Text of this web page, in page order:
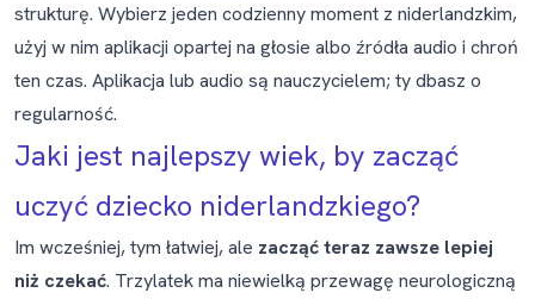
strukturę. Wybierz jeden codzienny moment z niderlandzkim,
użyj w nim aplikacji opartej na głosie albo źródła audio i chroń
ten czas. Aplikacja lub audio są nauczycielem; ty dbasz o
regularność.
Jaki jest najlepszy wiek, by zacząć
uczyć dziecko niderlandzkiego?
Im wcześniej, tym łatwiej, ale zacząć teraz zawsze lepiej
niż czekać. Trzylatek ma niewielką przewagę neurologiczną